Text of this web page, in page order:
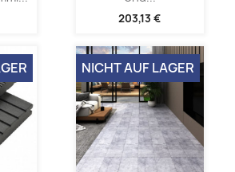
203,13 €
NICHT AUF LAGER